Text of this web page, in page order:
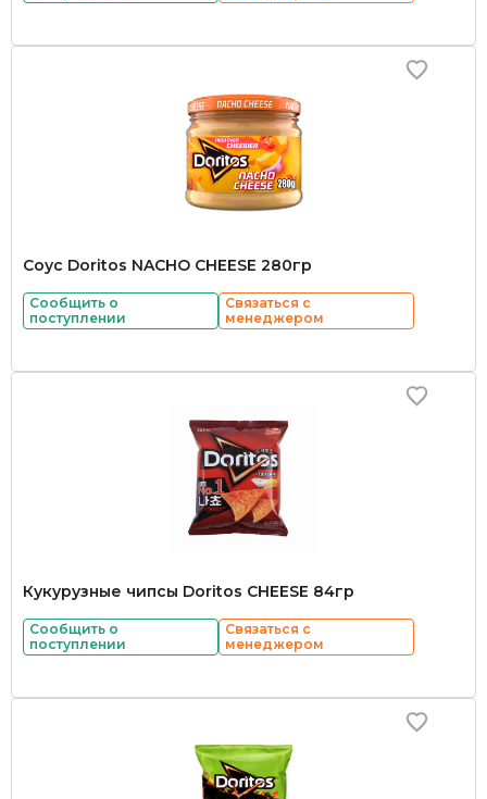
Соус Doritos NACHO CHEESE 280гр
Сообщить о
поступлении
Связаться с
менеджером
Кукурузные чипсы Doritos CHEESE 84гр
Сообщить о
поступлении
Связаться с
менеджером